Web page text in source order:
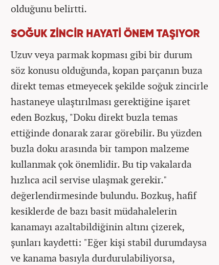
olduğunu belirtti.
SOĞUK ZİNCİR HAYATİ ÖNEM TAŞIYOR
Uzuv veya parmak kopması gibi bir durum
söz konusu olduğunda, kopan parçanın buza
direkt temas etmeyecek şekilde soğuk zincirle
hastaneye ulaştırılması gerektiğine işaret
eden Bozkuş, "Doku direkt buzla temas
ettiğinde donarak zarar görebilir. Bu yüzden
buzla doku arasında bir tampon malzeme
kullanmak çok önemlidir. Bu tip vakalarda
hızlıca acil servise ulaşmak gerekir."
değerlendirmesinde bulundu. Bozkuş, hafif
kesiklerde de bazı basit müdahalelerin
kanamayı azaltabildiğinin altını çizerek,
şunları kaydetti: "Eğer kişi stabil durumdaysa
ve kanama basıyla durdurulabiliyorsa,